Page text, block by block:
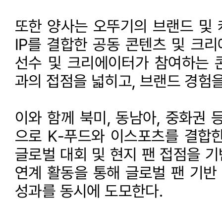
또한 양사는 오뚜기의 브랜드 및
IP를 결합한 공동 콘텐츠 및 크
선수 및 크리에이터가 참여하는
과의 접점을 넓히고, 브랜드 경험
이와 함께 북미, 동남아, 중화권
으로 K-푸드와 이스포츠를 결합
글로벌 대회 및 현지 팬 접점을
연계 활동을 통해 글로벌 팬 기
성과를 동시에 도모한다.